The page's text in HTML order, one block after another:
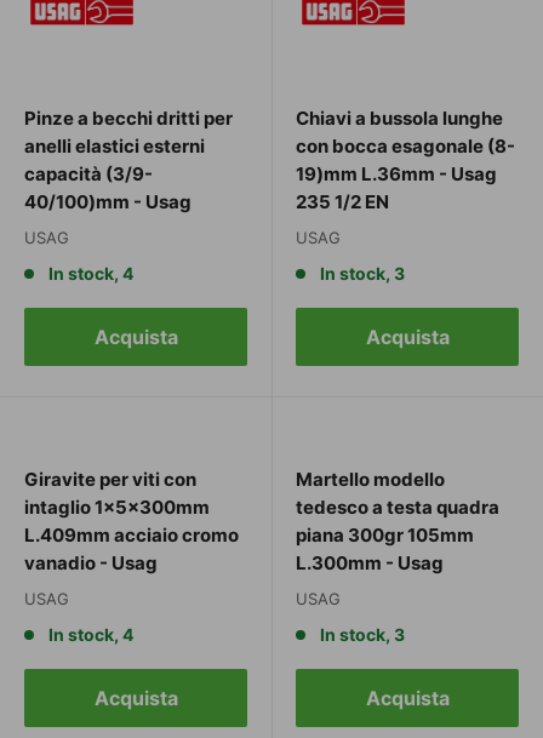
Pinze a becchi dritti per
anelli elastici esterni
capacità (3/9-
40/100)mm - Usag
USAG
In stock, 4
Acquista
Chiavi a bussola lunghe
con bocca esagonale (8-
19)mm L.36mm - Usag
235 1/2 EN
USAG
In stock, 3
Acquista
Giravite per viti con
intaglio 1x5x300mm
L.409mm acciaio cromo
vanadio - Usag
USAG
In stock, 4
Acquista
Martello modello
tedesco a testa quadra
piana 300gr 105mm
L.300mm - Usag
USAG
In stock, 3
Acquista